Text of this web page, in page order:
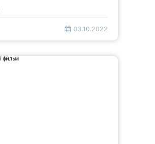
03.10.2022